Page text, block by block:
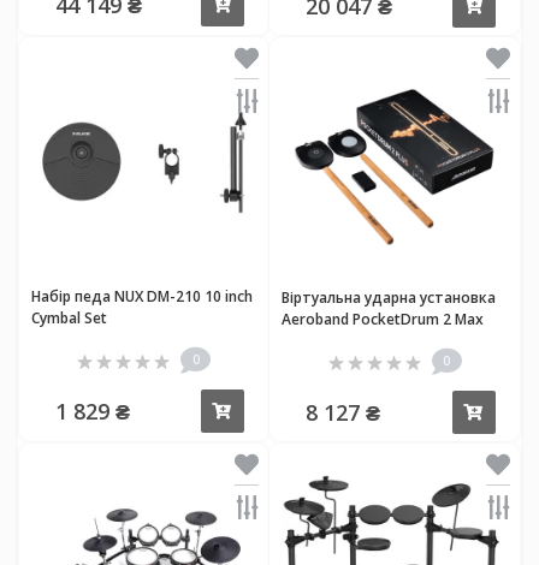
20 047 ₴
Набір педа NUX DM-210 10 inch
Cymbal Set
0
1 829 ₴
Віртуальна ударна установка
Aeroband PocketDrum 2 Max
0
8 127 ₴